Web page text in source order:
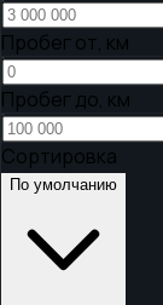
Пробег от, км
Пробег до, км
Сортировка
По умолчанию